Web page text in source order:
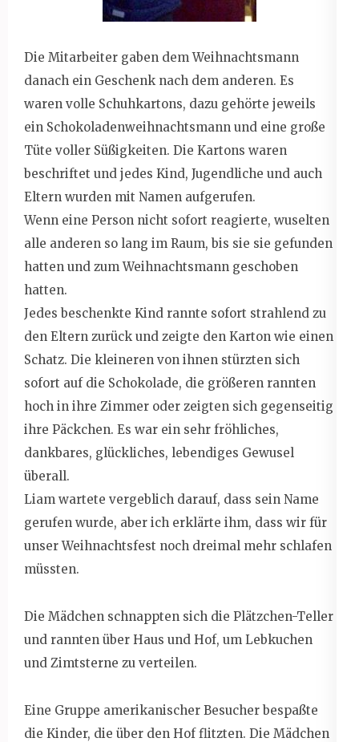
Die Mitarbeiter gaben dem Weihnachtsmann
danach ein Geschenk nach dem anderen. Es
waren volle Schuhkartons, dazu gehörte jeweils
ein Schokoladenweihnachtsmann und eine große
Tüte voller Süßigkeiten. Die Kartons waren
beschriftet und jedes Kind, Jugendliche und auch
Eltern wurden mit Namen aufgerufen.
Wenn eine Person nicht sofort reagierte, wuselten
alle anderen so lang im Raum, bis sie sie gefunden
hatten und zum Weihnachtsmann geschoben
hatten.
Jedes beschenkte Kind rannte sofort strahlend zu
den Eltern zurück und zeigte den Karton wie einen
Schatz. Die kleineren von ihnen stürzten sich
sofort auf die Schokolade, die größeren rannten
hoch in ihre Zimmer oder zeigten sich gegenseitig
ihre Päckchen. Es war ein sehr fröhliches,
dankbares, glückliches, lebendiges Gewusel
überall.
Liam wartete vergeblich darauf, dass sein Name
gerufen wurde, aber ich erklärte ihm, dass wir für
unser Weihnachtsfest noch dreimal mehr schlafen
müssten.
Die Mädchen schnappten sich die Plätzchen-Teller
und rannten über Haus und Hof, um Lebkuchen
und Zimtsterne zu verteilen.
Eine Gruppe amerikanischer Besucher bespaßte
die Kinder, die über den Hof flitzten. Die Mädchen